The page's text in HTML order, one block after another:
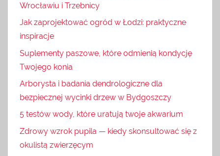
Wrocławiu i Trzebnicy
Jak zaprojektować ogród w Łodzi: praktyczne
inspiracje
Suplementy paszowe, które odmienią kondycję
Twojego konia
Arborysta i badania dendrologiczne dla
bezpiecznej wycinki drzew w Bydgoszczy
5 testów wody, które uratują twoje akwarium
Zdrowy wzrok pupila — kiedy skonsultować się z
okulistą zwierzęcym